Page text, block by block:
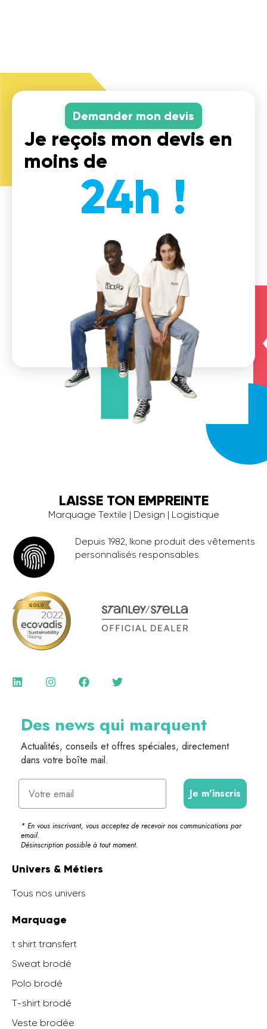
Demander mon devis
24h !
Je reçois mon devis en
moins de
LAISSE TON EMPREINTE
Marquage Textile | Design | Logistique
Depuis 1982, Ikone produit des vêtements
personnalisés responsables.
Des news qui marquent
Actualités, conseils et offres spéciales, directement
dans votre boîte mail.
Email
Je m'inscris
* En vous inscrivant, vous acceptez de recevoir nos communications par
email.
Désinscription possible à tout moment.
Univers & Métiers
Tous nos univers
Marquage
t shirt transfert
Sweat brodé
Polo brodé
T-shirt brodé
Veste brodée